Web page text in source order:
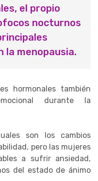
el propio
nocturnos
la menopausia.
hormonales también
durante la
son los cambios
pero las mujeres
a sufrir ansiedad,
del estado de ánimo